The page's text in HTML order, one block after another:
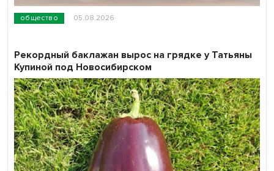
общество 05.08.2026
Рекордный баклажан вырос на грядке у Татьяны
Купиной под Новосибирском